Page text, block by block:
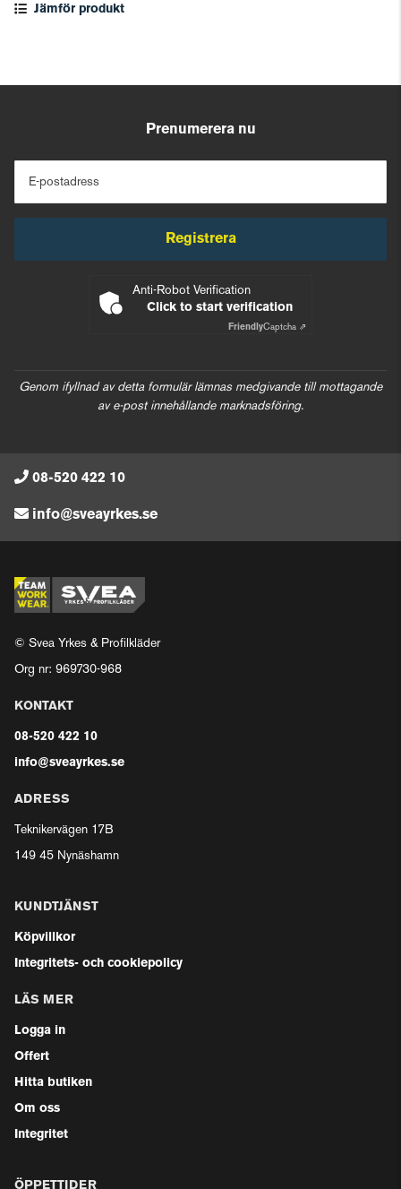
Jämför produkt
Prenumerera nu
E-postadress
Registrera
Anti-Robot Verification
Click to start verification
FriendlyCaptcha ⇗
Genom ifyllnad av detta formulär lämnas medgivande till mottagande
av e-post innehållande marknadsföring.
08-520 422 10
info@sveayrkes.se
© Svea Yrkes & Profilkläder
Org nr: 969730-968
KONTAKT
08-520 422 10
info@sveayrkes.se
ADRESS
Teknikervägen 17B
149 45 Nynäshamn
KUNDTJÄNST
Köpvillkor
Integritets- och cookiepolicy
LÄS MER
Logga in
Offert
Hitta butiken
Om oss
Integritet
ÖPPETTIDER